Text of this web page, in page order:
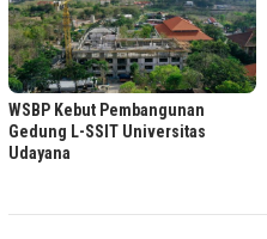
WSBP Kebut Pembangunan
Gedung L-SSIT Universitas
Udayana